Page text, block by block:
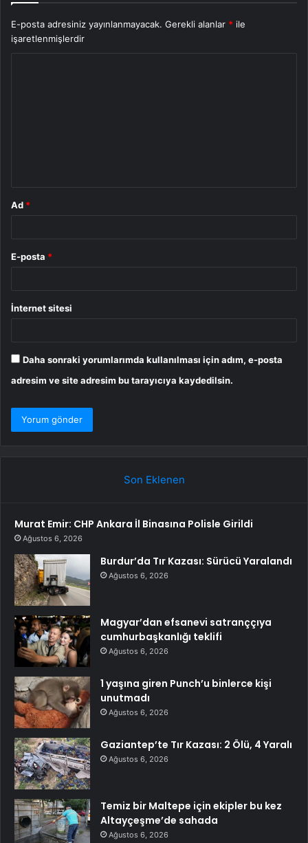
E-posta adresiniz yayınlanmayacak. Gerekli alanlar * ile
işaretlenmişlerdir
Ad *
E-posta *
İnternet sitesi
Daha sonraki yorumlarımda kullanılması için adım, e-posta
adresim ve site adresim bu tarayıcıya kaydedilsin.
Son Eklenen
Murat Emir: CHP Ankara İl Binasına Polisle Girildi
Ağustos 6, 2026
Burdur’da Tır Kazası: Sürücü Yaralandı
Ağustos 6, 2026
Magyar’dan efsanevi satranççıya
cumhurbaşkanlığı teklifi
Ağustos 6, 2026
1 yaşına giren Punch’u binlerce kişi
unutmadı
Ağustos 6, 2026
Gaziantep’te Tır Kazası: 2 Ölü, 4 Yaralı
Ağustos 6, 2026
Temiz bir Maltepe için ekipler bu kez
Altayçeşme’de sahada
Ağustos 6, 2026